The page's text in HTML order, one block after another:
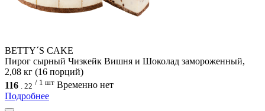
BETTY´S CAKE
Пирог сырный Чизкейк Вишня и Шоколад замороженный,
2,08 кг (16 порций)
116
22 / 1 шт Временно нет
Подробнее